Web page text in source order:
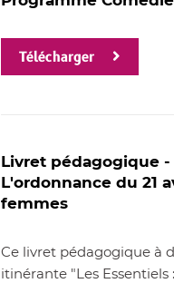
Télécharger
Livret pédagogique
L'ordonnance du 21
femmes
Ce livret pédagogique à
itinérante "Les